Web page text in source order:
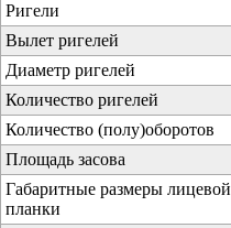
Ригели
Вылет ригелей
Диаметр ригелей
Количество ригелей
Количество (полу)оборотов
Площадь засова
Габаритные размеры лицевой
планки